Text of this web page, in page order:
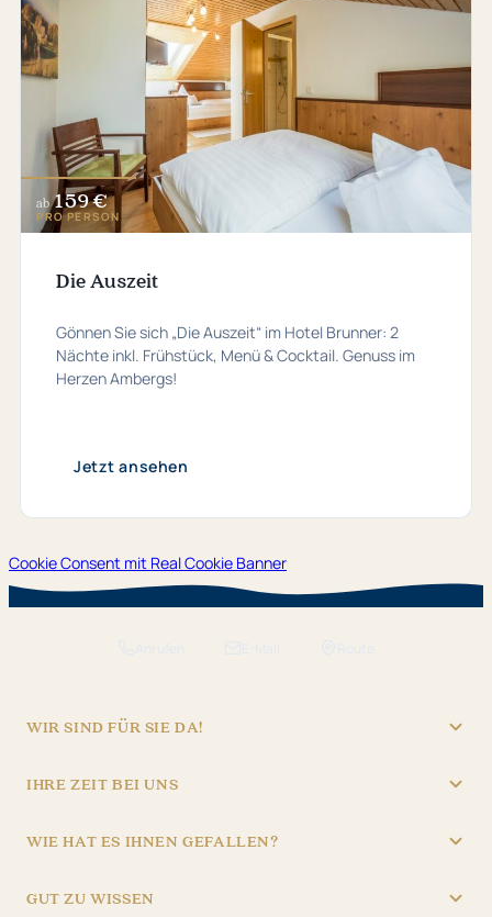
ab 159 €
PRO PERSON
Die Auszeit
Gönnen Sie sich „Die Auszeit“ im Hotel Brunner: 2
Nächte inkl. Frühstück, Menü & Cocktail. Genuss im
Herzen Ambergs!
Jetzt ansehen
Cookie Consent mit Real Cookie Banner
WIR SIND FÜR SIE DA!
Batteriegasse 3, 92224 Amberg
IHRE ZEIT BEI UNS
Mo – Fr
06:30 – 22:30
WIE HAT ES IHNEN GEFALLEN?
4,81.837 Bewertungen
GUT ZU WISSEN